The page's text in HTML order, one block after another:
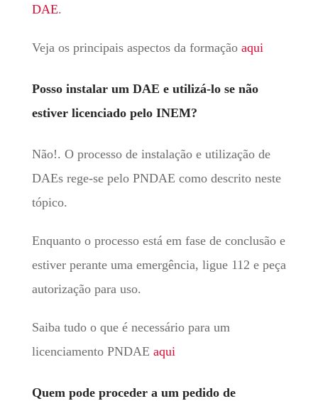
DAE.
Veja os principais aspectos da formação aqui
Posso instalar um DAE e utilizá-lo se não
estiver licenciado pelo INEM?
Não!. O processo de instalação e utilização de
DAEs rege-se pelo PNDAE como descrito neste
tópico.
Enquanto o processo está em fase de conclusão e
estiver perante uma emergência, ligue 112 e peça
autorização para uso.
Saiba tudo o que é necessário para um
licenciamento PNDAE aqui
Quem pode proceder a um pedido de